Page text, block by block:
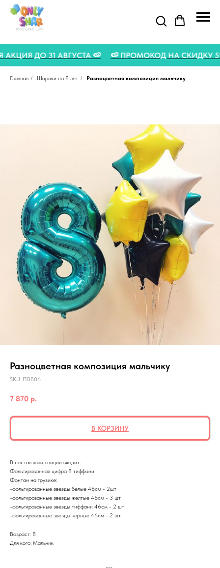
АКЦИЯ ДО 31 АВГУСТА 🍉 🍉 ПРОМОКОД НА СКИДКУ
Главная / Шарики на 8 лет / Разноцветная композиция мальчику
Разноцветная композиция мальчику
SKU: ПВ806
7 870 р.
В КОРЗИНУ
В состав композиции входит:
Фольгированная цифра 8 тиффани
Фонтан на грузике:
-фольгированные звезды белые 46см - 2шт
-фольгированные звезды желтые 46см - 3 шт
-фольгированные звезды тиффани 46см - 2 шт
-фольгированные звезды черные 46см - 2 шт
Возраст: 8
Для кого: Мальчик